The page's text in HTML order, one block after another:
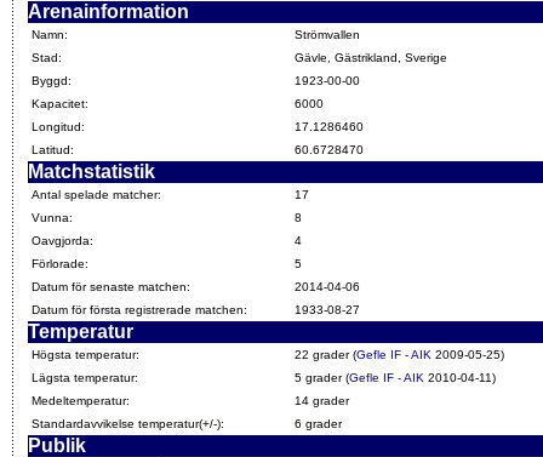
Arenainformation
Namn:
Strömvallen
Stad:
Gävle, Gästrikland, Sverige
Byggd:
1923-00-00
Kapacitet:
6000
Longitud:
17.1286460
Latitud:
60.6728470
Matchstatistik
Antal spelade matcher:
17
Vunna:
8
Oavgjorda:
4
Förlorade:
5
Datum för senaste matchen:
2014-04-06
Datum för första registrerade matchen:
1933-08-27
Temperatur
Högsta temperatur: 22 grader (Gefle IF - AIK 2009-05-25)
Lägsta temperatur:
5 grader (Gefle IF - AIK 2010-04-11)
Medeltemperatur:
14 grader
Standardavvikelse temperatur(+/-):
6 grader
Publik